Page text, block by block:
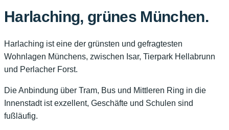
Harlaching, grünes München.
Harlaching ist eine der grünsten und gefragtesten
Wohnlagen Münchens, zwischen Isar, Tierpark Hellabrunn
und Perlacher Forst.
Die Anbindung über Tram, Bus und Mittleren Ring in die
Innenstadt ist exzellent, Geschäfte und Schulen sind
fußläufig.